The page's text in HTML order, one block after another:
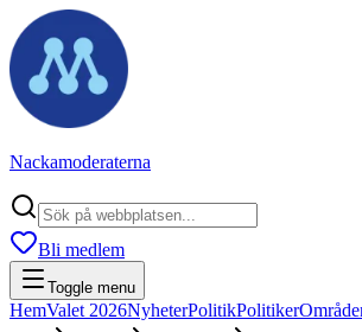
Nackamoderaterna
Bli medlem
Toggle menu
HemValet 2026NyheterPolitikPolitiker